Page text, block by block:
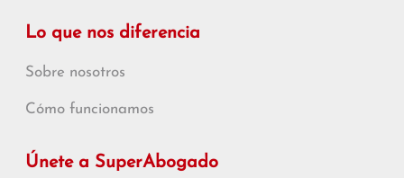
Lo que nos diferencia
Sobre nosotros
Cómo funcionamos
Únete a SuperAbogado